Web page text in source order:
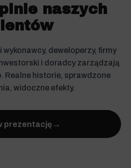
naszych
deweloperzy, firmy
i doradcy zarządzają
Realne historie, sprawdzone
widoczne efekty.
prezentację→